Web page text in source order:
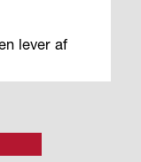
lever af